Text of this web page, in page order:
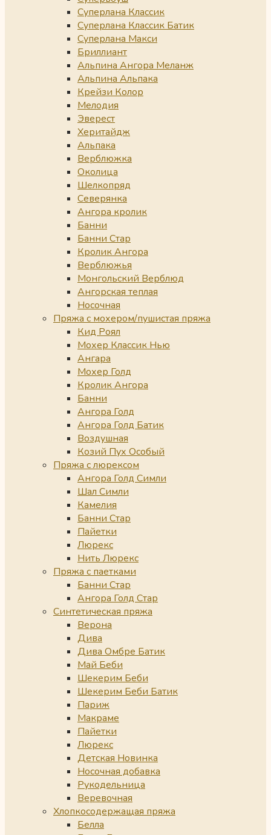
Суперлана Классик
Суперлана Классик Батик
Суперлана Макси
Бриллиант
Альпина Ангора Меланж
Альпина Альпака
Крейзи Колор
Мелодия
Эверест
Херитайдж
Альпака
Верблюжка
Околица
Шелкопряд
Северянка
Ангора кролик
Банни
Банни Стар
Кролик Ангора
Верблюжья
Монгольский Верблюд
Ангорская теплая
Носочная
Пряжа с мохером/пушистая пряжа
Кид Роял
Мохер Классик Нью
Ангара
Мохер Голд
Кролик Ангора
Банни
Ангора Голд
Ангора Голд Батик
Воздушная
Козий Пух Особый
Пряжа с люрексом
Ангора Голд Симли
Шал Симли
Камелия
Банни Стар
Пайетки
Люрекс
Нить Люрекс
Пряжа с паетками
Банни Стар
Ангора Голд Стар
Синтетическая пряжа
Верона
Дива
Дива Омбре Батик
Май Беби
Шекерим Беби
Шекерим Беби Батик
Париж
Макраме
Пайетки
Люрекс
Детская Новинка
Носочная добавка
Рукодельница
Веревочная
Хлопкосодержащая пряжа
Белла